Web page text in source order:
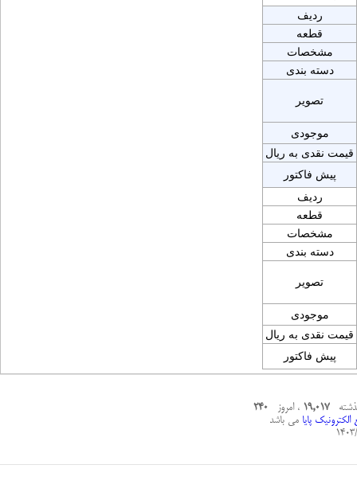
ردیف
قطعه
مشخصات
دسته بندی
تصویر
موجودی
قیمت نقدی به ریال
پیش فاکتور
ردیف
قطعه
مشخصات
دسته بندی
تصویر
موجودی
قیمت نقدی به ریال
پیش فاکتور
19,017 ، امروز240
الکترونیک پایامی باشد